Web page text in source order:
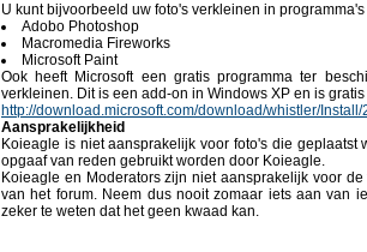
U kunt bijvoorbeeld uw foto's verkleinen in programma's
Adobo Photoshop
Macromedia Fireworks
Microsoft Paint
Ook heeft Microsoft een gratis programma ter
verkleinen. Dit is een add-on in Windows XP en is
http://download.microsoft.com/download/whistler/
Aansprakelijkheid
Koieagle is niet aansprakelijk voor foto's die
opgaaf van reden gebruikt worden door Koieagle.
Koieagle en Moderators zijn niet aansprakelijk voor
van het forum. Neem dus nooit zomaar iets aan van
zeker te weten dat het geen kwaad kan.